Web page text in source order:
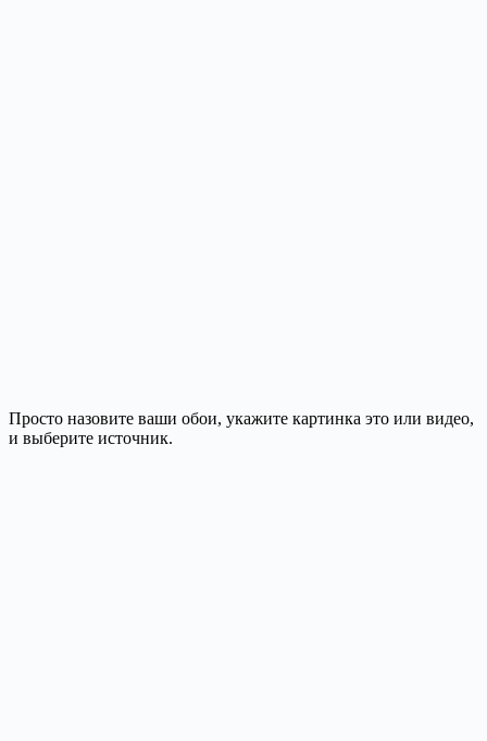
Просто назовите ваши обои, укажите картинка это или видео,
и выберите источник.